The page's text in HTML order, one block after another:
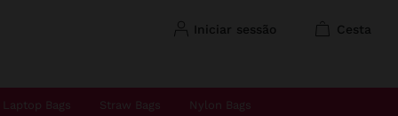
iniciar sessão cesta
Laptop Bags Straw Bags Nylon Bags